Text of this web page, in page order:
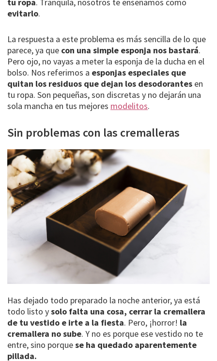
evitarlo.
La respuesta a este problema es más sencilla de lo que
parece, ya que con una simple esponja nos bastará.
Pero ojo, no vayas a meter la esponja de la ducha en el
bolso. Nos referimos a esponjas especiales que
quitan los residuos que dejan los desodorantes en
tu ropa. Son pequeñas, son discretas y no dejarán una
sola mancha en tus mejores modelitos.
Sin problemas con las cremalleras
Has dejado todo preparado la noche anterior, ya está
todo listo ysolo falta una cosa, cerrar la cremallera
de tu vestido e irte a la fiesta. Pero, ¡horror! la
cremallera no sube. Y no es porque ese vestido no te
entre, sino porquese ha quedado aparentemente
pillada.